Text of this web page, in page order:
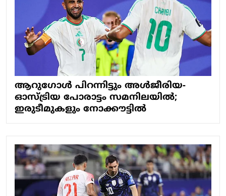
ആറുഗോള്‍ പിറന്നിട്ടും അള്‍ജീരിയ-
ഓസ്ട്രിയ പോരാട്ടം സമനിലയില്‍;
ഇരുടീമുകളും നോക്കൗട്ടില്‍